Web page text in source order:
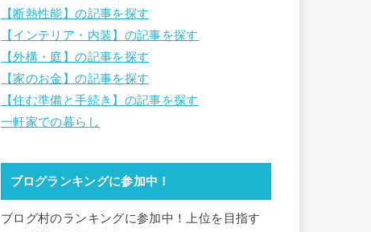
【断熱性能】の記事を探す
【インテリア・内装】の記事を探す
【外構・庭】の記事を探す
【家のお金】の記事を探す
【住む準備と手続き】の記事を探す
一軒家での暮らし
ブログランキングに参加中！
ブログ村のランキングに参加中！上位を目指す